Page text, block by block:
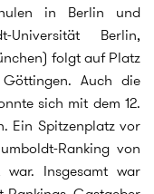
in Berlin und
Berlin,
folgt auf Platz
Auch die
sich mit dem 12.
Ein Spitzenplatz vor
Ranking von
Insgesamt war